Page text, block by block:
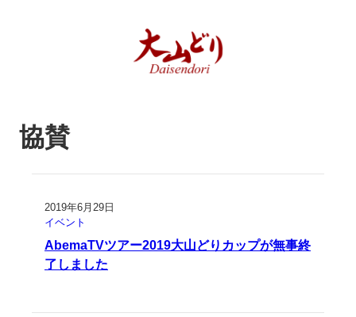
協賛
2019年6月29日
イベント
AbemaTVツアー2019大山どりカップが無事終
了しました